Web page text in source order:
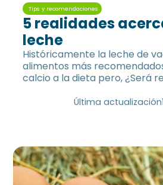
Tips y recomendaciones
5 realidades
leche
Históricamente la leche de
alimentos más
calcio a la dieta pero, ¿Será
Última actualización